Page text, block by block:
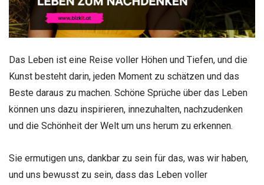
Das Leben ist eine Reise voller Höhen und Tiefen, und die
Kunst besteht darin, jeden Moment zu schätzen und das
Beste daraus zu machen. Schöne Sprüche über das Leben
können uns dazu inspirieren, innezuhalten, nachzudenken
und die Schönheit der Welt um uns herum zu erkennen.
Sie ermutigen uns, dankbar zu sein für das, was wir haben,
und uns bewusst zu sein, dass das Leben voller